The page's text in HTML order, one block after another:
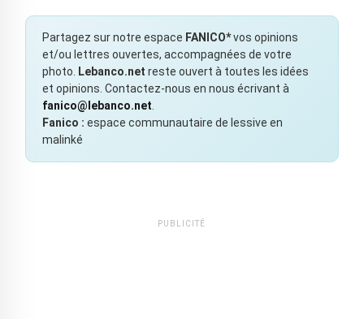
Partagez sur notre espace FANICO*vos opinions
et/ou lettres ouvertes, accompagnées de votre
photo.
Lebanco.net reste ouvert à toutes les idées
et opinions. Contactez-nous en nous écrivant à
fanico@lebanco.net
Fanico : espace communautaire de lessive en
malinké
PUBLICITÉ